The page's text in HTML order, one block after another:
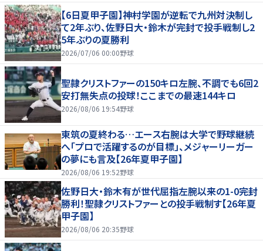
【6日夏甲子園】神村学園が逆転で九州対決制し
て2年ぶり、佐野日大・鈴木が完封で投手戦制し2
5年ぶりの夏勝利
2026/07/06 00:00野球
聖隷クリストファーの150キロ左腕、不調でも6回2
安打無失点の投球！ここまでの最速144キロ
2026/08/06 19:54野球
東筑の夏終わる…エース右腕は大学で野球継続
へ「プロで活躍するのが目標」、メジャーリーガー
の夢にも言及【26年夏甲子園】
2026/08/06 19:52野球
佐野日大・鈴木有が世代屈指左腕以来の1-0完封
勝利！聖隷クリストファーとの投手戦制す【26年夏
甲子園】
2026/08/06 20:35野球